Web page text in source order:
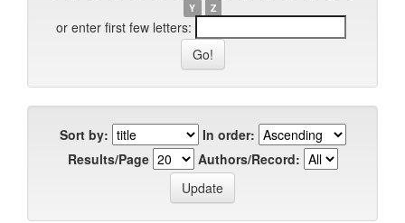
Y
Z
or enter first few letters:
Sort by:
In order:
Results/Page
Authors/Record: